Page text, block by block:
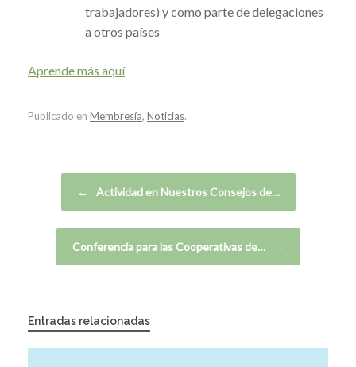
trabajadores) y como parte de delegaciones
a otros países
Aprende más aquí
Publicado en Membresía, Noticias.
← Actividad en Nuestros Consejos de…
Conferencia para las Cooperativas de… →
Entradas relacionadas